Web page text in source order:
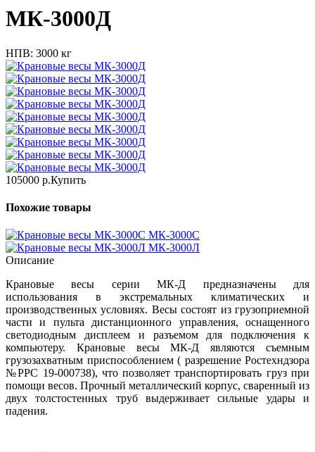
МК-3000Д
НПВ: 3000 кг
105000 р.Купить
Похожие товары
МК-3000C
МК-3000Л
Описание
Крановые весы серии МК-Д предназначены для
использования в экстремальных климатических и
производственных условиях. Весы состоят из грузоприемной
части и пульта дистанционного управления, оснащенного
светодиодным дисплеем и разъемом для подключения к
компьютеру. Крановые весы МК-Д являются съемным
грузозахватным приспособлением ( разрешение Ростехндзора
№РРС 19-000738), что позволяет транспортировать груз при
помощи весов. Прочный металлический корпус, сваренный из
двух толстостенных труб выдерживает сильные удары и
падения.